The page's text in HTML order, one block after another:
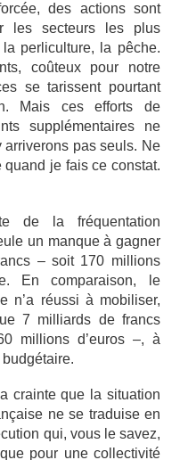
des actions sont
les secteurs les plus
perliculture, la pêche.
coûteux pour notre
se tarissent pourtant
Mais ces efforts de
supplémentaires ne
arriverons pas seuls. Ne
je fais ce constat.
de la fréquentation
un manque à gagner
– soit 170 millions
En comparaison, le
n’a réussi à mobiliser,
7 milliards de francs
millions d’euros –, à
budgétaire.
crainte que la situation
ne se traduise en
qui, vous le savez,
pour une collectivité